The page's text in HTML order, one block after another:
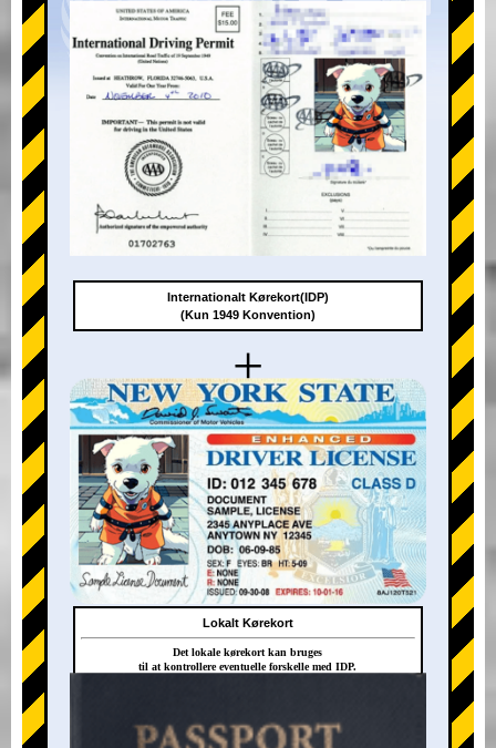
+
+
Internationalt Kørekort(IDP)
(Kun 1949 Konvention)
Lokalt Kørekort
Det lokale kørekort kan bruges
til at kontrollere eventuelle forskelle med IDP.